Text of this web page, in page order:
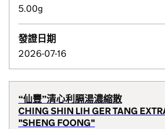
5.00g
發證日期
2026-07-16
“仙豐”清心利膈湯濃縮散
CHING SHIN LIH GER TANG
"SHENG FOONG"